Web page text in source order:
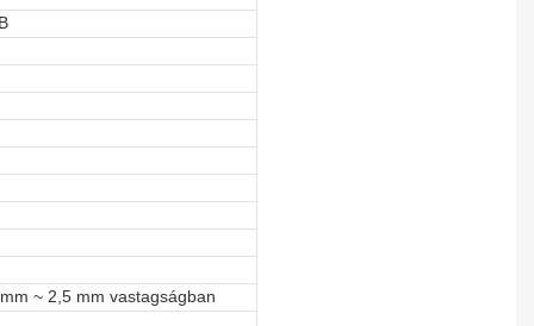
~ 2,5 mm vastagságban